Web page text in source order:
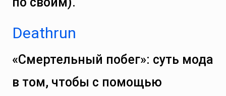
Deathrun
«Смертельный побег»: суть мода
в том, чтобы с помощью